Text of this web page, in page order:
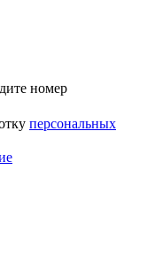
номер
персональных